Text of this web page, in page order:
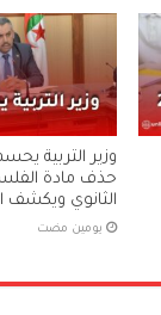
وزير التربية
حذف مادة
الثانوي ويكشف
‏يومين مضت